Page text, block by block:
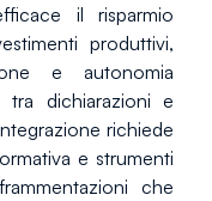
il risparmio
produttivi,
e autonomia
tra dichiarazioni e
richiede
e strumenti
che